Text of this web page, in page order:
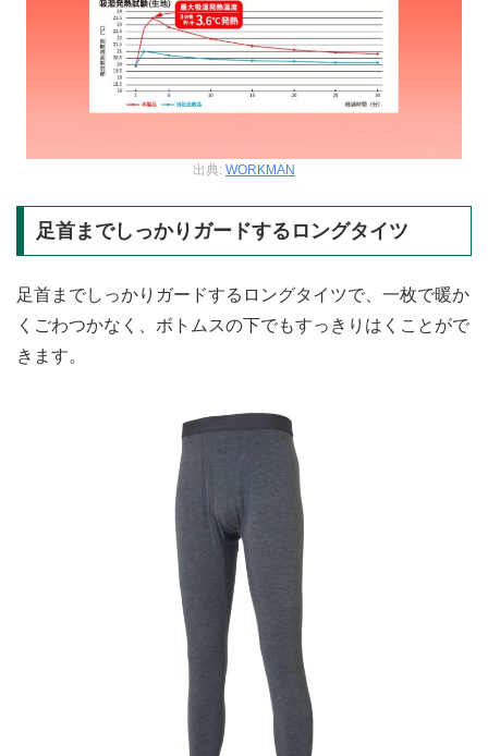
出典: WORKMAN
足首までしっかりガードするロングタイツ
足首までしっかりガードするロングタイツで、一枚で暖か
くごわつかなく、ボトムスの下でもすっきりはくことがで
きます。